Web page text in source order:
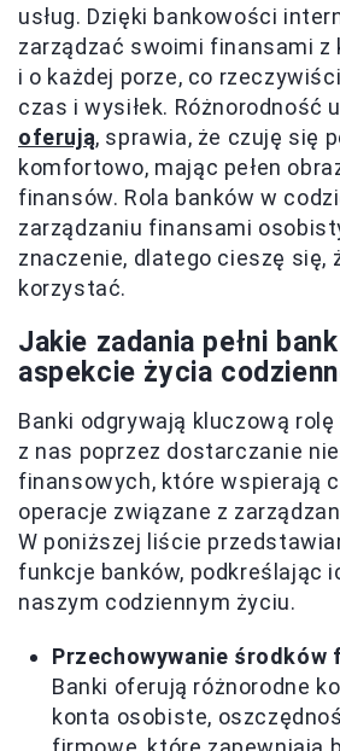
usług. Dzięki bankowości
zarządzać swoimi finansami z
i o każdej porze, co
czas i wysiłek. Różnorodność
oferują, sprawia, że czuję się
komfortowo, mając pełen
finansów. Rola banków w
zarządzaniu finansami
znaczenie, dlatego cieszę się,
korzystać.
Jakie zadania pełni
aspekcie życia
Banki odgrywają kluczową
z nas poprzez dostarczanie
finansowych, które wspierają
operacje związane z
W poniższej liście
funkcje banków, podkreślając
naszym codziennym życiu.
Przechowywanie środków
Banki oferują różnorodne
konta osobiste,